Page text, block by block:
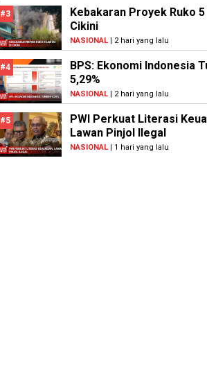
#3
Kebakaran Proyek Ruko
Cikini
NASIONAL| 2 hari yang lalu
#4
BPS: Ekonomi Indonesia
5,29%
NASIONAL| 2 hari yang lalu
#5
PWI Perkuat Literasi
Lawan Pinjol Ilegal
NASIONAL| 1 hari yang lalu